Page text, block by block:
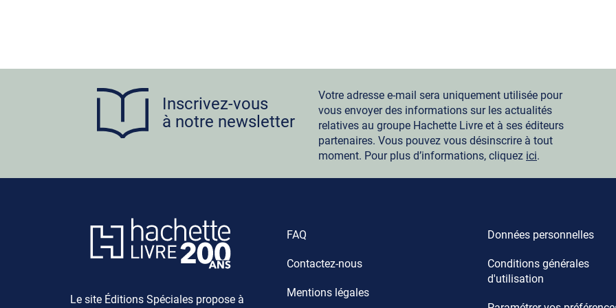
Inscrivez-vous
à notre newsletter
Votre adresse e-mail sera uniquement utilisée pour
vous envoyer des informations sur les actualités
relatives au groupe Hachette Livre et à ses éditeurs
partenaires. Vous pouvez vous désinscrire à tout
moment. Pour plus d’informations, cliquez ici.
Le site Éditions Spéciales propose à
FAQ
Contactez-nous
Mentions légales
Données personnelles
Conditions générales
d'utilisation